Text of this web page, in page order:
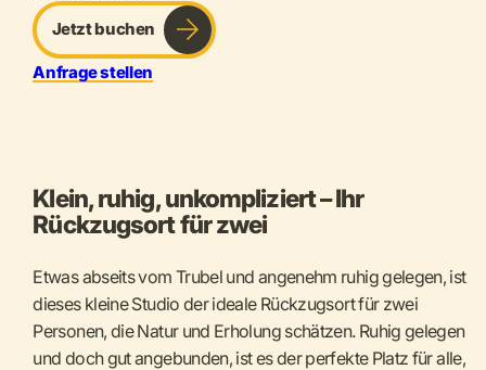
Jetzt buchen
Anfrage stellen
Klein, ruhig, unkompliziert – Ihr
Rückzugsort für zwei
Etwas abseits vom Trubel und angenehm ruhig gelegen, ist
dieses kleine Studio der ideale Rückzugsort für zwei
Personen, die Natur und Erholung schätzen. Ruhig gelegen
und doch gut angebunden, ist es der perfekte Platz für alle,